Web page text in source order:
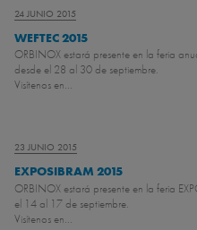
24 JUNIO 2015
WEFTEC 2015
ORBINOX estará presente en la feria
desde el 28 al 30 de septiembre.
Visítenos en...
23 JUNIO 2015
EXPOSIBRAM 2015
ORBINOX estará presente en la feria
el 14 al 17 de septiembre.
Visítenos en...